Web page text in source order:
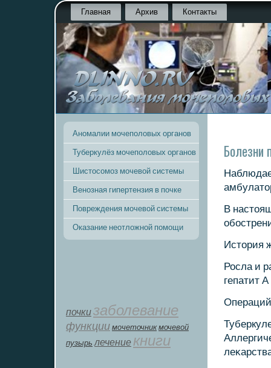
Главная Архив Контакты
Аномалии мочеполовых органов
Туберкулёз мочеполовых органов
Шистосомоз мочевой системы
Венозная гипертензия в почке
Повреждения мочевой системы
Оказание неотложной помощи
почкизаболевание
функции мοчеточник мочевой
пузырь лечение книги
Болезни
В
История
Росла и
гепатит А